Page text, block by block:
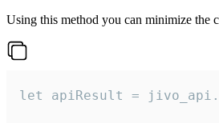
Using this method you can minimize the
let apiResult =